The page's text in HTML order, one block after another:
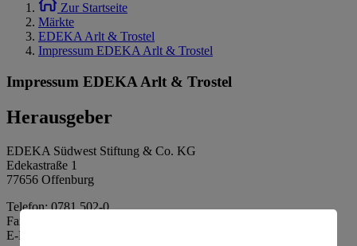
Zur Startseite
Märkte
EDEKA Arlt & Trostel
Impressum EDEKA Arlt & Trostel
Impressum EDEKA Arlt & Trostel
Herausgeber
EDEKA Südwest Stiftung & Co. KG
Edekastraße 1
77656 Offenburg
Telefon: 0781 502-0
Fax: 0781 502-6180
E-Mail: kundenservice@edeka-suedwest.de